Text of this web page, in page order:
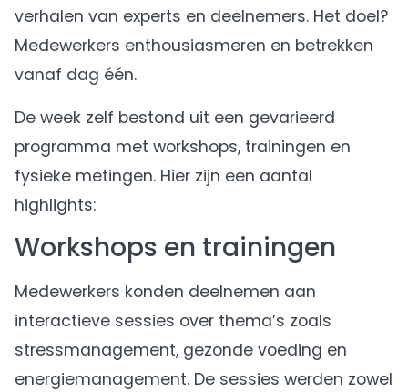
verhalen van experts en deelnemers. Het doel?
Medewerkers enthousiasmeren en betrekken
vanaf dag één.
De week zelf bestond uit een gevarieerd
programma met workshops, trainingen en
fysieke metingen. Hier zijn een aantal
highlights:
Workshops en trainingen
Medewerkers konden deelnemen aan
interactieve sessies over thema’s zoals
stressmanagement, gezonde voeding en
energiemanagement. De sessies werden zowel